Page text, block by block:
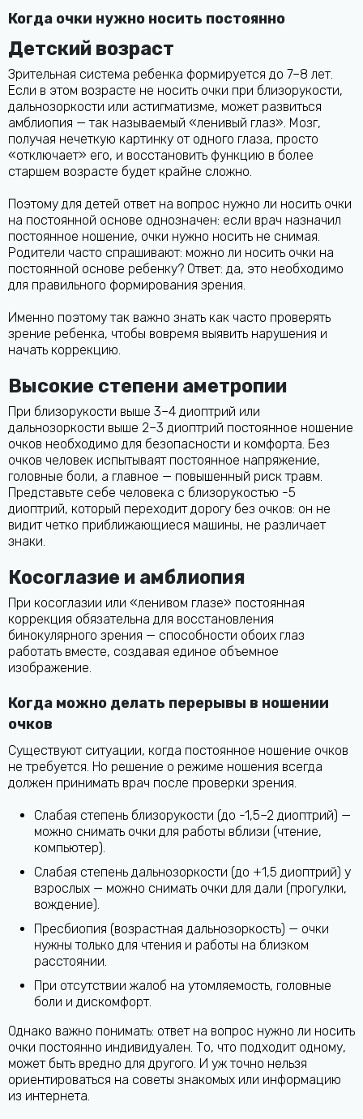
Когда очки нужно носить постоянно
Детский возраст
Зрительная система ребенка формируется до 7–8 лет.
Если в этом возрасте не носить очки при близорукости,
дальнозоркости или астигматизме, может развиться
амблиопия — так называемый «ленивый глаз». Мозг,
получая нечеткую картинку от одного глаза, просто
«отключает» его, и восстановить функцию в более
старшем возрасте будет крайне сложно.
Поэтому для детей ответ на вопрос нужно ли носить очки
на постоянной основе однозначен: если врач назначил
постоянное ношение, очки нужно носить не снимая.
Родители часто спрашивают: можно ли носить очки на
постоянной основе ребенку? Ответ: да, это необходимо
для правильного формирования зрения.
Именно поэтому так важно знать как часто проверять
зрение ребенка, чтобы вовремя выявить нарушения и
начать коррекцию.
Высокие степени аметропии
При близорукости выше 3–4 диоптрий или
дальнозоркости выше 2–3 диоптрий постоянное ношение
очков необходимо для безопасности и комфорта. Без
очков человек испытываят постоянное напряжение,
головные боли, а главное — повышенный риск травм.
Представьте себе человека с близорукостью -5
диоптрий, который переходит дорогу без очков: он не
видит четко приближающиеся машины, не различает
знаки.
Косоглазие и амблиопия
При косоглазии или «ленивом глазе» постоянная
коррекция обязательна для восстановления
бинокулярного зрения — способности обоих глаз
работать вместе, создавая единое объемное
изображение.
Когда можно делать перерывы в ношении
очков
Существуют ситуации, когда постоянное ношение очков
не требуется. Но решение о режиме ношения всегда
должен принимать врач после проверки зрения.
Слабая степень близорукости (до -1,5–2 диоптрий) —
можно снимать очки для работы вблизи (чтение,
компьютер).
Слабая степень дальнозоркости (до +1,5 диоптрий) у
взрослых — можно снимать очки для дали (прогулки,
вождение).
Пресбиопия (возрастная дальнозоркость) — очки
нужны только для чтения и работы на близком
расстоянии.
При отсутствии жалоб на утомляемость, головные
боли и дискомфорт.
Однако важно понимать: ответ на вопрос нужно ли носить
очки постоянно индивидуален. То, что подходит одному,
может быть вредно для другого. И уж точно нельзя
ориентироваться на советы знакомых или информацию
из интернета.